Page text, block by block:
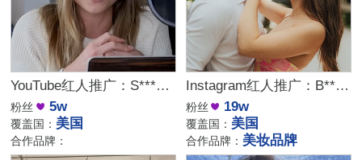
YouTube红人推广：S***s｜美国 知识分享
粉丝 5w
覆盖国： 美国
合作品牌：
Instagram红人推广：B***r｜美国 情侣时尚
粉丝 19w
覆盖国： 美国
合作品牌： 美妆品牌